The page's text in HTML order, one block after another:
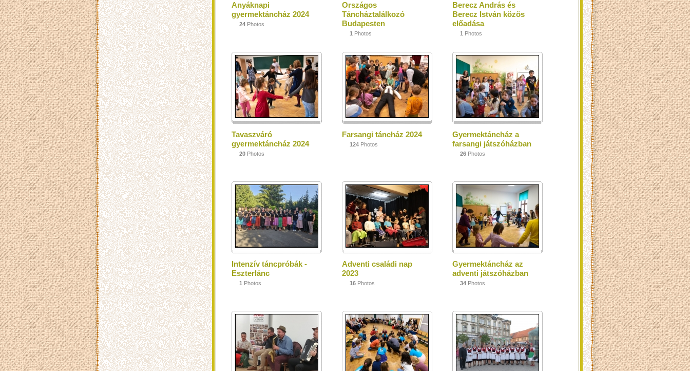
Anyáknapi
gyermektáncház 2024
24 Photos
Országos
Táncháztalálkozó
Budapesten
1 Photos
Berecz András és
Berecz István közös
előadása
1 Photos
Tavaszváró
gyermektáncház 2024
20 Photos
Farsangi táncház 2024
124 Photos
Gyermektáncház a
farsangi játszóházban
26 Photos
Intenzív táncpróbák -
Eszterlánc
1 Photos
Adventi családi nap
2023
16 Photos
Gyermektáncház az
adventi játszóházban
34 Photos